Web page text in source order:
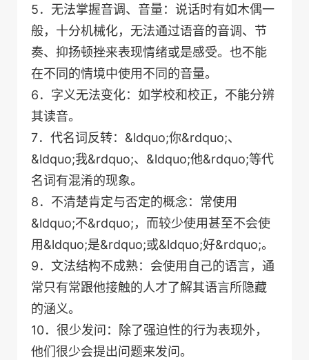
5．无法掌握音调、音量：说话时有如木偶一
般，十分机械化，无法通过语音的音调、节
奏、抑扬顿挫来表现情绪或是感受。也不能
在不同的情境中使用不同的音量。
6．字义无法变化：如学校和校正，不能分辨
其读音。
7．代名词反转：&ldquo;你&rdquo;、
&ldquo;我&rdquo;、&ldquo;他&rdquo;等代
名词有混淆的现象。
8．不清楚肯定与否定的概念：常使用
&ldquo;不&rdquo;，而较少使用甚至不会使
用&ldquo;是&rdquo;或&ldquo;好&rdquo;。
9．文法结构不成熟：会使用自己的语言，通
常只有常跟他接触的人才了解其语言所隐藏
的涵义。
10．很少发问：除了强迫性的行为表现外，
他们很少会提出问题来发问。